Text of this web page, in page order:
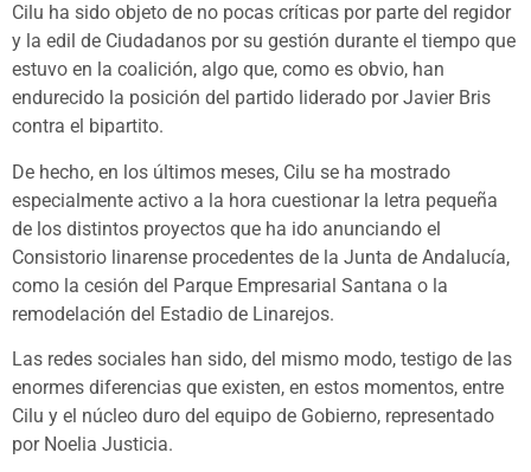
Cilu ha sido objeto de no pocas críticas por parte del regidor
y la edil de Ciudadanos por su gestión durante el tiempo que
estuvo en la coalición, algo que, como es obvio, han
endurecido la posición del partido liderado por Javier Bris
contra el bipartito.
De hecho, en los últimos meses, Cilu se ha mostrado
especialmente activo a la hora cuestionar la letra pequeña
de los distintos proyectos que ha ido anunciando el
Consistorio linarense procedentes de la Junta de Andalucía,
como la cesión del Parque Empresarial Santana o la
remodelación del Estadio de Linarejos.
Las redes sociales han sido, del mismo modo, testigo de las
enormes diferencias que existen, en estos momentos, entre
Cilu y el núcleo duro del equipo de Gobierno, representado
por Noelia Justicia.